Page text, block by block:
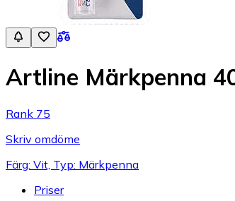
Artline Märkpenna
Rank 75
Skriv omdöme
Färg: Vit, Typ: Märkpenna
Priser